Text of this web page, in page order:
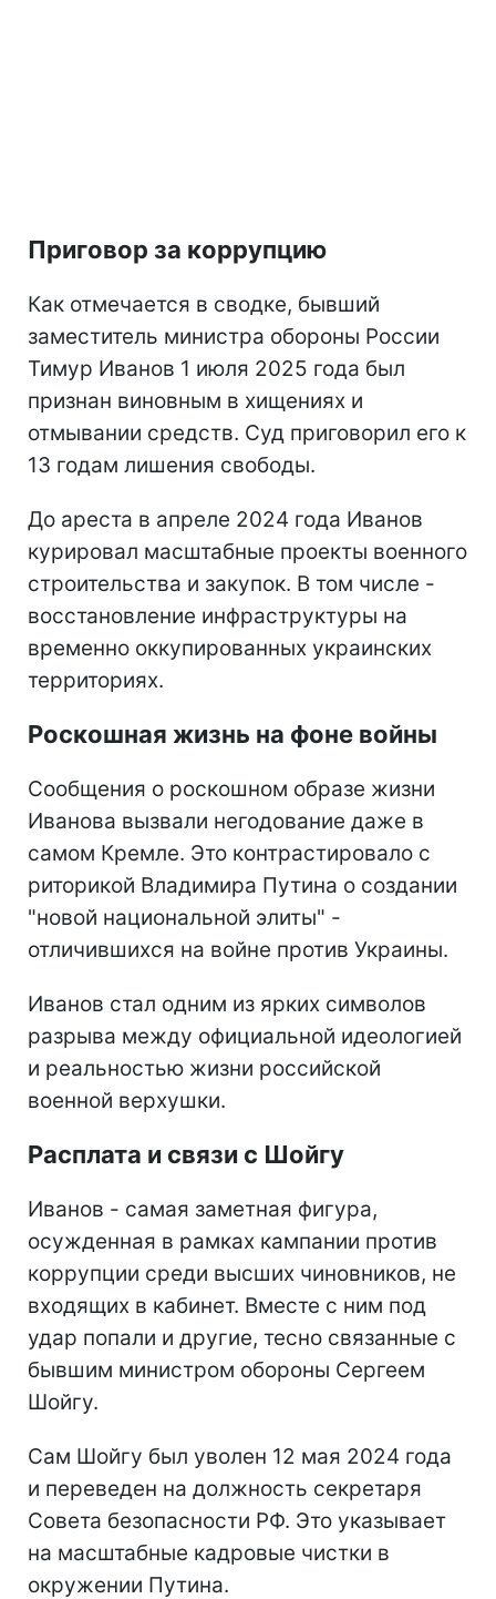
Приговор за коррупцию
Как отмечается в сводке, бывший
заместитель министра обороны России
Тимур Иванов 1 июля 2025 года был
признан виновным в хищениях и
отмывании средств. Суд приговорил его к
13 годам лишения свободы.
До ареста в апреле 2024 года Иванов
курировал масштабные проекты военного
строительства и закупок. В том числе -
восстановление инфраструктуры на
временно оккупированных украинских
территориях.
Роскошная жизнь на фоне войны
Сообщения о роскошном образе жизни
Иванова вызвали негодование даже в
самом Кремле. Это контрастировало с
риторикой Владимира Путина о создании
"новой национальной элиты" -
отличившихся на войне против Украины.
Иванов стал одним из ярких символов
разрыва между официальной идеологией
и реальностью жизни российской
военной верхушки.
Расплата и связи с Шойгу
Иванов - самая заметная фигура,
осужденная в рамках кампании против
коррупции среди высших чиновников, не
входящих в кабинет. Вместе с ним под
удар попали и другие, тесно связанные с
бывшим министром обороны Сергеем
Шойгу.
Сам Шойгу был уволен 12 мая 2024 года
и переведен на должность секретаря
Совета безопасности РФ. Это указывает
на масштабные кадровые чистки в
окружении Путина.